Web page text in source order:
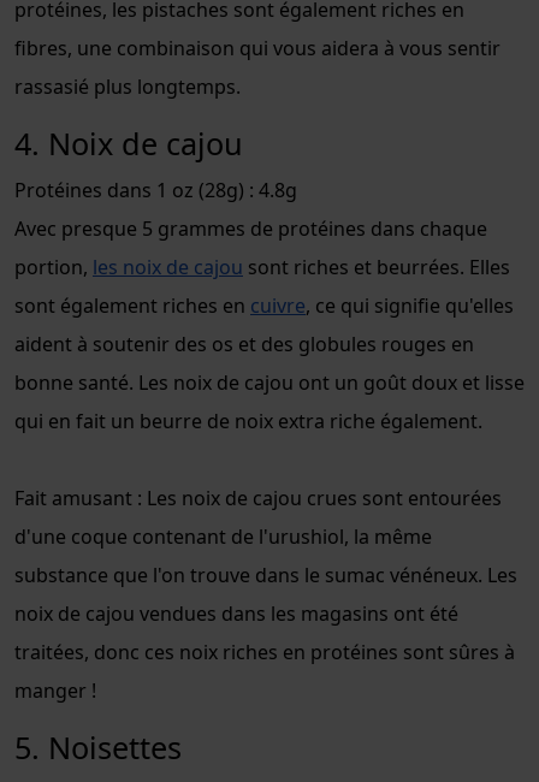
protéines, les pistaches sont également riches en
fibres, une combinaison qui vous aidera à vous sentir
rassasié plus longtemps.
4. Noix de cajou
Protéines dans 1 oz (28g) : 4.8g
Avec presque 5 grammes de protéines dans chaque
portion, les noix de cajou sont riches et beurrées. Elles
sont également riches en cuivre, ce qui signifie qu'elles
aident à soutenir des os et des globules rouges en
bonne santé. Les noix de cajou ont un goût doux et lisse
qui en fait un beurre de noix extra riche également.
Fait amusant : Les noix de cajou crues sont entourées
d'une coque contenant de l'urushiol, la même
substance que l'on trouve dans le sumac vénéneux. Les
noix de cajou vendues dans les magasins ont été
traitées, donc ces noix riches en protéines sont sûres à
manger !
5. Noisettes